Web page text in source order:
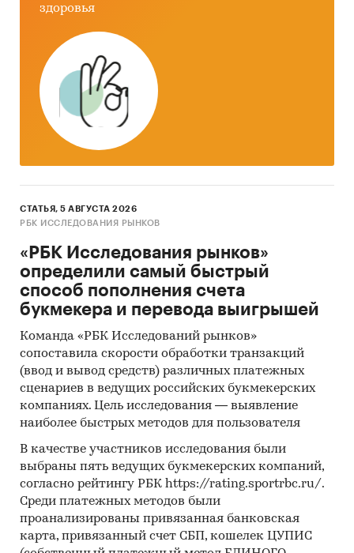
кабинетного исследования является
проанализировать ситуацию на рынке
каркасных бассейнов для воды и получить
(рассчитать) показатели, характеризующие его
состояние в настоящее время и в будущем.
Метод анализа данных
Базы данных Федеральной Таможенной
Eurostat.
Печатные и электронные деловые и
специализированные издания,
аналитические обзоры.
Ресурсы сети Интернет в России и мире.
Экспертные опросы.
Материалы участников отечественного и
мирового рынков.
Результаты исследований маркетинговых и
консалтинговых агентств.
Материалы отраслевых учреждений и базы
данных.
Результаты ценовых мониторингов.
Материалы и базы данных статистики ООН
(United Nations Statistics Division:
здоровья
СТАТЬЯ, 5 АВГУСТА 2026
РБК ИССЛЕДОВАНИЯ РЫНКОВ
«РБК Исследования рынков»
определили самый быстрый
способ пополнения счета
букмекера и перевода выигрышей
Команда «РБК Исследований рынков»
сопоставила скорости обработки транзакций
(ввод и вывод средств) различных платежных
сценариев в ведущих российских букмекерских
компаниях. Цель исследования — выявление
наиболее быстрых методов для пользователя
В качестве участников исследования были
выбраны пять ведущих букмекерских компаний,
согласно рейтингу РБК https://rating.sportrbc.ru/.
Среди платежных методов были
проанализированы привязанная банковская
карта, привязанный счет СБП, кошелек ЦУПИС